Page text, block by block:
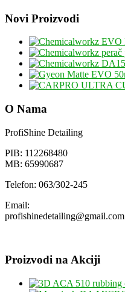
Footer
Novi Proizvodi
O Nama
ProfiShine Detailing
PIB: 112268480
MB: 65990687
Telefon: 063/302-245
Email:
profishinedetailing@gmail.com
Proizvodi na Akciji